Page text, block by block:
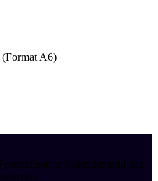
A6)
Kalender sind das